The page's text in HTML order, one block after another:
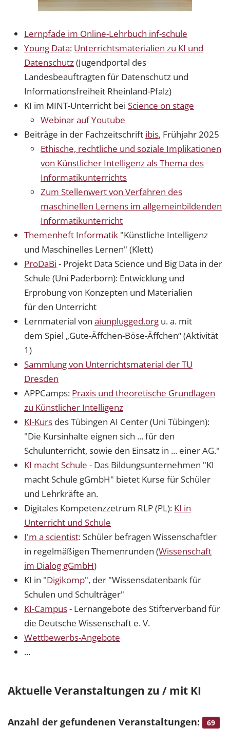
Lernpfade im Online-Lehrbuch inf-schule
Young Data: Unterrichtsmaterialien zu KI und
Datenschutz(Jugendportal des
Landesbeauftragten für Datenschutz und
Informationsfreiheit Rheinland-Pfalz)
KI im MINT-Unterricht bei Science on stage
Webinar auf Youtube
Beiträge in der Fachzeitschrift ibis, Frühjahr 2025
Ethische, rechtliche und soziale Implikationen
von Künstlicher Intelligenz als Thema des
Informatikunterrichts
Zum Stellenwert von Verfahren des
maschinellen Lernens im allgemeinbildenden
Informatikunterricht
Themenheft Informatik "Künstliche Intelligenz
und Maschinelles Lernen" (Klett)
ProDaBi - Projekt Data Science und Big Data in der
Schule (Uni Paderborn): Entwicklung und
Erprobung von Konzepten und Materialien
für den Unterricht
Lernmaterial von aiunplugged.org u. a. mit
dem Spiel „Gute-Äffchen-Böse-Äffchen“ (Aktivität
1)
Sammlung von Unterrichtsmaterial der TU
Dresden
APPCamps: Praxis und theoretische Grundlagen
zu Künstlicher Intelligenz
KI-Kurs des Tübingen AI Center (Uni Tübingen):
"Die Kursinhalte eignen sich ... für den
Schulunterricht, sowie den Einsatz in ... einer AG."
KI macht Schule - Das Bildungsunternehmen "KI
macht Schule gGmbH" bietet Kurse für Schüler
und Lehrkräfte an.
Digitales Kompetenzzetrum RLP (PL): KI in
Unterricht und Schule
I'm a scientist: Schüler befragen Wissenschaftler
in regelmäßigen Themenrunden (Wissenschaft
im Dialog gGmbH)
KI in "Digikomp", der "Wissensdatenbank für
Schulen und Schulträger"
KI-Campus- Lernangebote des Stifterverband für
die Deutsche Wissenschaft e. V.
Wettbewerbs-Angebote
...
Aktuelle Veranstaltungen zu / mit KI
Anzahl der gefundenen Veranstaltungen: 69